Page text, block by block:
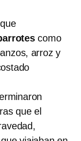
como
arroz y
que el